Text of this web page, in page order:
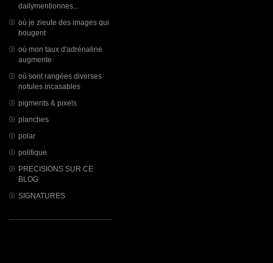
dailymentionnes...
où je zieute des images qui
bougent
où mon taux d'adrénaline
augmente
où sont rangées diverses
notules incasables
pigments & pixels
planches
polar
politique
PRECISIONS SUR CE
BLOG
SIGNATURES